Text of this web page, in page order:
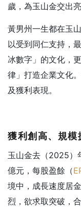
歲，為玉山金交出
黃男州一生都在玉
以受到同仁支持，
冰數字」的文化，
律」打造企業文化
及獲利表現。
獲利創高、規
玉山金去（2025）
億元，每股盈餘（
境中，成長速度居
烈，欲求取突破，